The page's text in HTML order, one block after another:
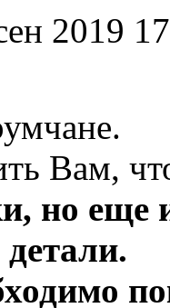
2019
Вам,
но еще